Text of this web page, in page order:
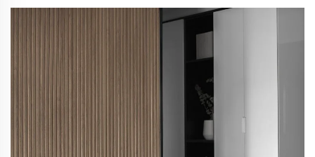
панел за таван